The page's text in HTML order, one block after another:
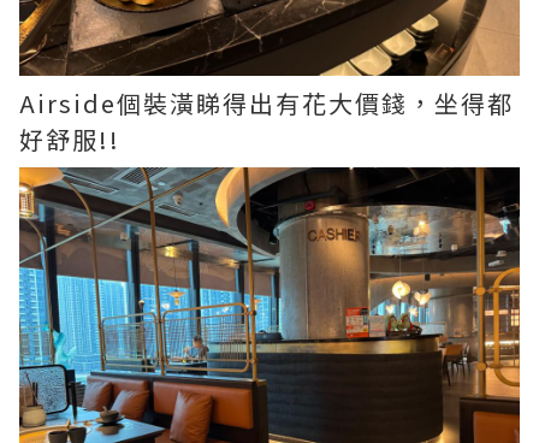
Airside個裝潢睇得出有花大價錢，坐得都
好舒服!!